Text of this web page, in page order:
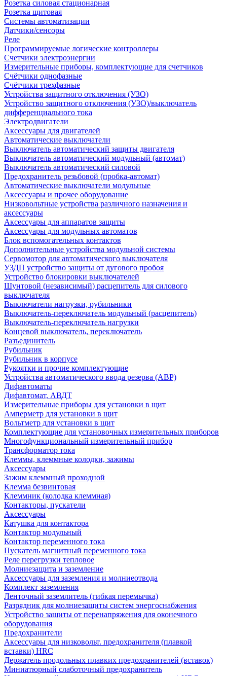
Розетка силовая стационарная
Розетка щитовая
Системы автоматизации
Датчики/сенсоры
Реле
Программируемые логические контроллеры
Счетчики электроэнергии
Измерительные приборы, комплектующие для счетчиков
Счётчики однофазные
Счётчики трехфазные
Устройства защитного отключения (УЗО)
Устройство защитного отключения (УЗО)/выключатель
дифференциального тока
Электродвигатели
Аксессуары для двигателей
Автоматические выключатели
Выключатель автоматический защиты двигателя
Выключатель автоматический модульный (автомат)
Выключатель автоматический силовой
Предохранитель резьбовой (пробка-автомат)
Автоматические выключатели модульные
Аксессуары и прочее оборудование
Низковольтные устройства различного назначения и
аксессуары
Аксессуары для аппаратов защиты
Аксессуары для модульных автоматов
Блок вспомогательных контактов
Дополнительные устройства модульной системы
Сервомотор для автоматического выключателя
УЗДП устройство защиты от дугового пробоя
Устройство блокировки выключателей
Шунтовой (независимый) расцепитель для силового
выключателя
Выключатели нагрузки, рубильники
Выключатель-переключатель модульный (расцепитель)
Выключатель-переключатель нагрузки
Концевой выключатель, переключатель
Разъединитель
Рубильник
Рубильник в корпусе
Рукоятки и прочие комплектующие
Устройства автоматического ввода резерва (АВР)
Дифавтоматы
Дифавтомат, АВДТ
Измерительные приборы для установки в щит
Амперметр для установки в щит
Вольтметр для установки в щит
Комплектующие для установочных измерительных приборов
Многофункциональный измерительный прибор
Трансформатор тока
Клеммы, клеммные колодки, зажимы
Аксессуары
Зажим клеммный проходной
Клемма безвинтовая
Клеммник (колодка клеммная)
Контакторы, пускатели
Аксессуары
Катушка для контактора
Контактор модульный
Контактор переменного тока
Пускатель магнитный переменного тока
Реле перегрузки тепловое
Молниезащита и заземление
Аксессуары для заземления и молниеотвода
Комплект заземления
Ленточный заземлитель (гибкая перемычка)
Разрядник для молниезащиты систем энергоснабжения
Устройство защиты от перенапряжения для оконечного
оборудования
Предохранители
Аксессуары для низковольт. предохранителя (плавкой
вставки) HRC
Держатель продольных плавких предохранителей (вставок)
Миниатюрный слаботочный предохранитель